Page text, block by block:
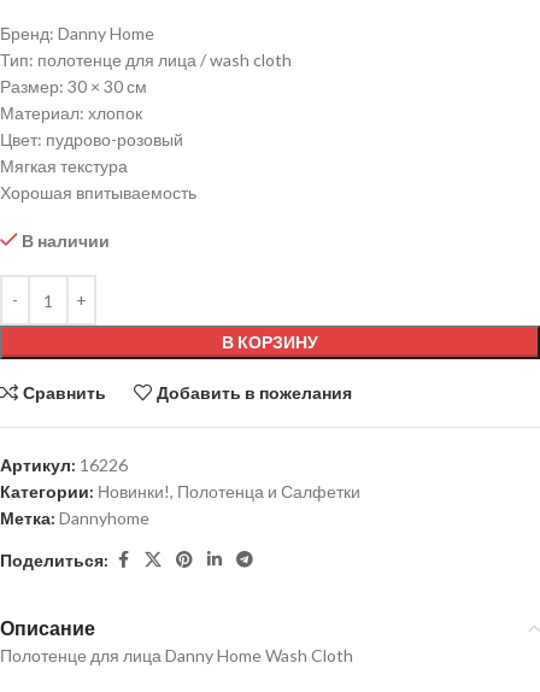
Бренд: Danny Home
Тип: полотенце для лица / wash cloth
Размер: 30 × 30 см
Материал: хлопок
Цвет: пудрово-розовый
Мягкая текстура
Хорошая впитываемость
В наличии
В КОРЗИНУ
Сравнить Добавить в пожелания
Артикул: 16226
Категории: Новинки!, Полотенца и Салфетки
Метка: Dannyhome
Поделиться:
Описание
Полотенце для лица Danny Home Wash Cloth